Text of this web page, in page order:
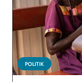
POLITIK